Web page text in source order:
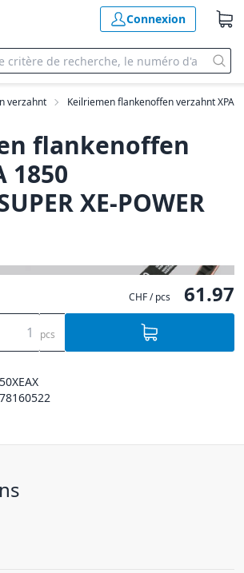
Connexion
verzahnt Keilriemen flankenoffen verzahnt XPA
flankenoffen
1850
XE-POWER
CHF / pcs 61.97
pcs